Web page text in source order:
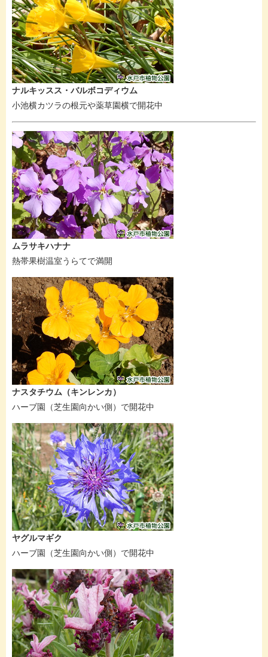
ナルキッスス・バルボコディウム
小池横カツラの根元や薬草園横で開花中
ムラサキハナナ
熱帯果樹温室うらてで満開
ナスタチウム（キンレンカ）
ハーブ園（芝生園向かい側）で開花中
ヤグルマギク
ハーブ園（芝生園向かい側）で開花中